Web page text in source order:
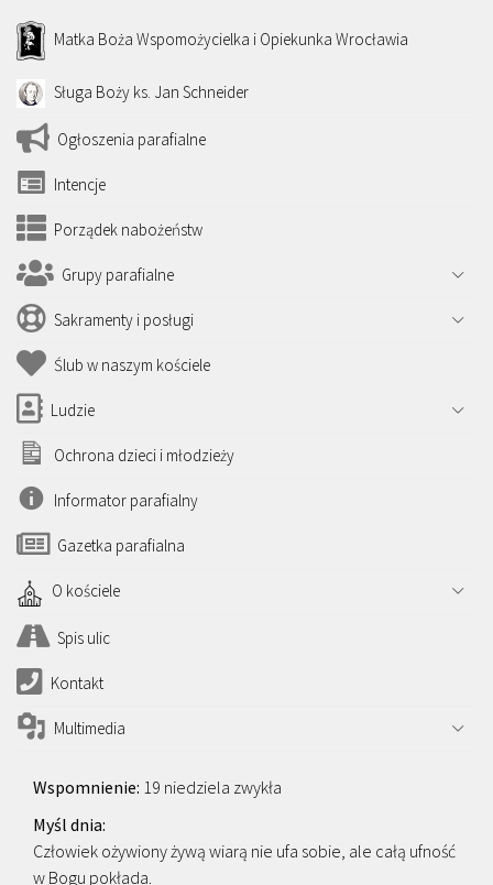
Matka Boża Wspomożycielka i Opiekunka Wrocławia
Sługa Boży ks. Jan Schneider
Ogłoszenia parafialne
Intencje
Porządek nabożeństw
Grupy parafialne
Sakramenty i posługi
Ślub w naszym kościele
Ludzie
Ochrona dzieci i młodzieży
Informator parafialny
Gazetka parafialna
O kościele
Spis ulic
Kontakt
Multimedia
19 niedziela zwykła
Człowiek ożywiony żywą wiarą nie ufa sobie, ale całą ufność
w Bogu pokłada.